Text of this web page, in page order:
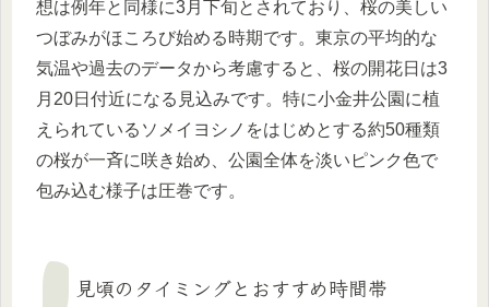
想は例年と同様に3月下旬とされており、桜の美しい
つぼみがほころび始める時期です。東京の平均的な
気温や過去のデータから考慮すると、桜の開花日は3
月20日付近になる見込みです。特に小金井公園に植
えられているソメイヨシノをはじめとする約50種類
の桜が一斉に咲き始め、公園全体を淡いピンク色で
包み込む様子は圧巻です。
見頃のタイミングとおすすめ時間帯